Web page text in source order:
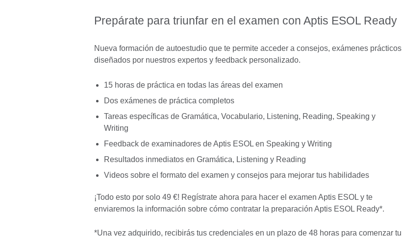
Prepárate para triunfar en el examen con Aptis ESOL Ready
Nueva formación de autoestudio que te permite acceder a consejos, exámenes prácticos
diseñados por nuestros expertos y feedback personalizado.
15 horas de práctica en todas las áreas del examen
Dos exámenes de práctica completos
Tareas específicas de Gramática, Vocabulario, Listening, Reading, Speaking y
Writing
Feedback de examinadores de Aptis ESOL en Speaking y Writing
Resultados inmediatos en Gramática, Listening y Reading
Videos sobre el formato del examen y consejos para mejorar tus habilidades
¡Todo esto por solo 49 €! Regístrate ahora para hacer el examen Aptis ESOL y te
enviaremos la información sobre cómo contratar la preparación Aptis ESOL Ready*.
*Una vez adquirido, recibirás tus credenciales en un plazo de 48 horas para comenzar tu